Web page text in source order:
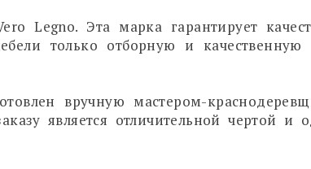
Legno. Эта марка гарантирует
только отборную и
вручную мастером-
является отличительной чертой